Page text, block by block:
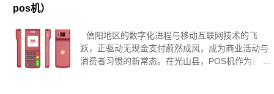
pos机）
信阳地区的数字化进程与移动互联网技术的飞
跃，正驱动无现金支付蔚然成风，成为商业活动与
消费者习惯的新常态。在光山县，POS机作为连接